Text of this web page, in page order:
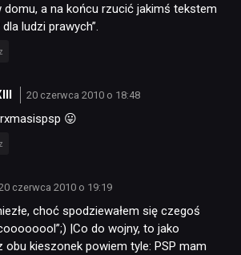
domu, a na końcu rzucić jakimś tekstem
dla ludzi prawych”.
20 czerwca 2010 o 18:48
😛
czerwca 2010 o 19:19
choć spodziewałem się czegoś
|Co do wojny, to jako
obu kieszonek powiem tyle: PSP mam